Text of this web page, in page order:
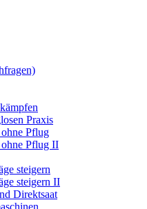
Praxis
Pflug
Pflug II
steigern
steigern II
Direktsaat